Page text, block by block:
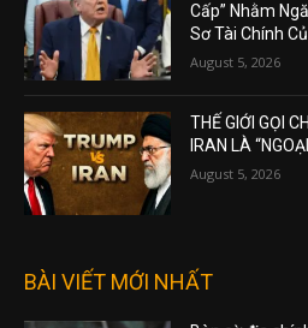
Cấp” Nhằm
Sơ Tài Chính
August 5, 2026
THẾ GIỚI GỌI
IRAN LÀ
August 5, 2026
BÀI VIẾT MỚI NHẤT